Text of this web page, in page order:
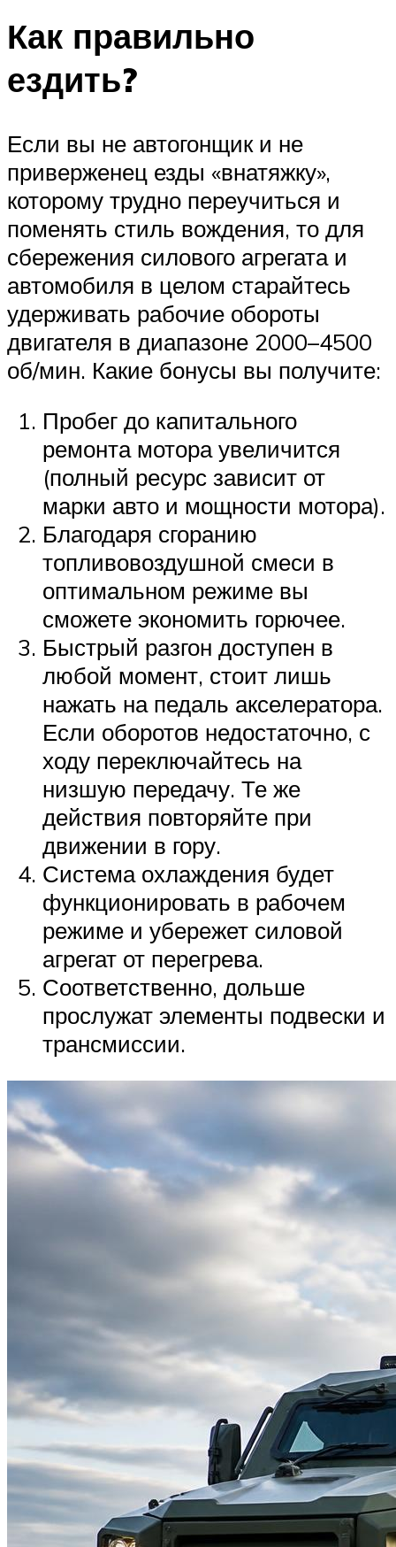
Как правильно
ездить?
Если вы не автогонщик и не
приверженец езды «внатяжку»,
которому трудно переучиться и
поменять стиль вождения, то для
сбережения силового агрегата и
автомобиля в целом старайтесь
удерживать рабочие обороты
двигателя в диапазоне 2000–4500
об/мин. Какие бонусы вы получите:
Пробег до капитального
ремонта мотора увеличится
(полный ресурс зависит от
марки авто и мощности мотора).
Благодаря сгоранию
топливовоздушной смеси в
оптимальном режиме вы
сможете экономить горючее.
Быстрый разгон доступен в
любой момент, стоит лишь
нажать на педаль акселератора.
Если оборотов недостаточно, с
ходу переключайтесь на
низшую передачу. Те же
действия повторяйте при
движении в гору.
Система охлаждения будет
функционировать в рабочем
режиме и убережет силовой
агрегат от перегрева.
Соответственно, дольше
прослужат элементы подвески и
трансмиссии.